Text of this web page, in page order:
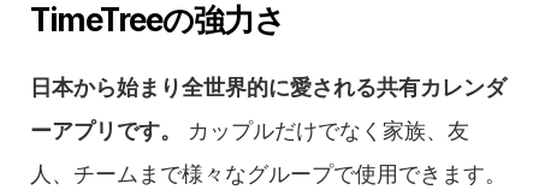
TimeTreeの強力さ
日本から始まり全世界的に愛される共有カレンダ
ーアプリです。
カップルだけでなく家族、友
人、チームまで様々なグループで使用できます。